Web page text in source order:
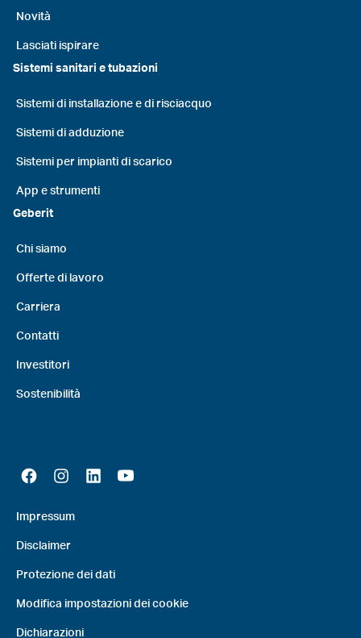
Novità
Lasciati ispirare
Sistemi sanitari e tubazioni
Sistemi di installazione e di risciacquo
Sistemi di adduzione
Sistemi per impianti di scarico
App e strumenti
Geberit
Chi siamo
Offerte di lavoro
Carriera
Contatti
Investitori
Sostenibilità
Impressum
Disclaimer
Protezione dei dati
Modifica impostazioni dei cookie
Dichiarazioni